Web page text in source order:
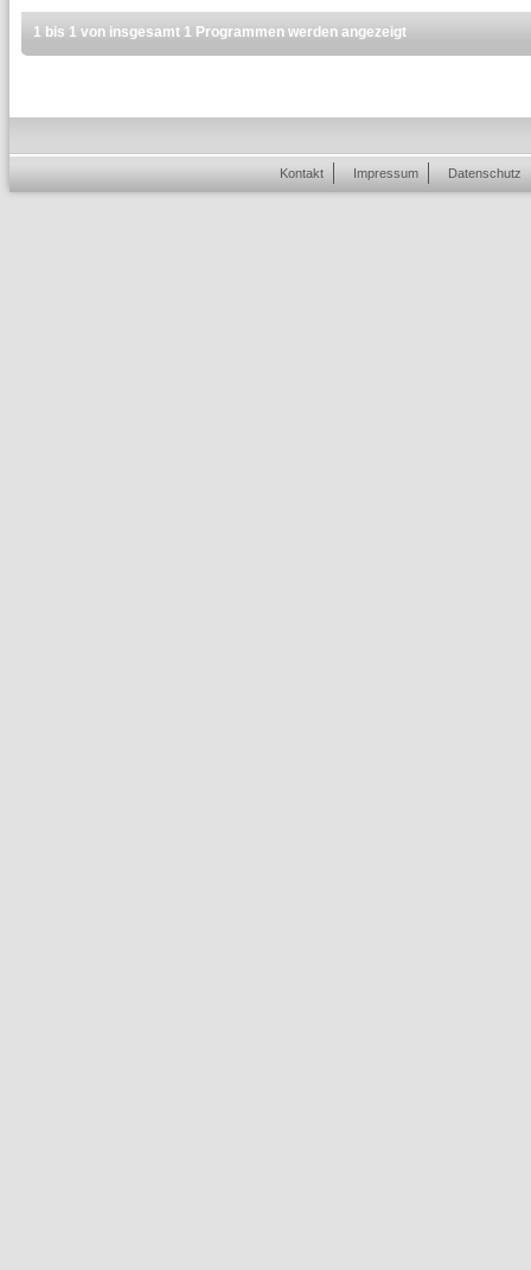
1 bis 1 von insgesamt 1 Programmen werden angezeigt
Kontakt Impressum Datenschutz